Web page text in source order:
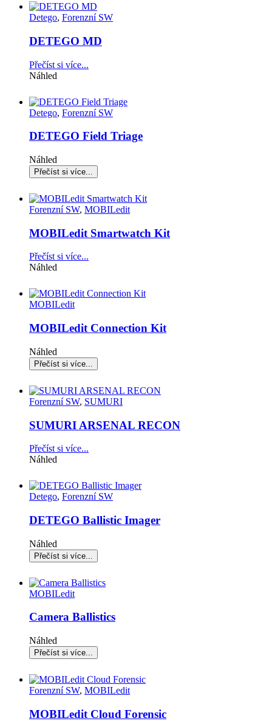
Detego, Forenzní SW
DETEGO MD
Přečíst si více...
Náhled
Detego, Forenzní SW
DETEGO Field Triage
Náhled
Forenzní SW, MOBILedit
MOBILedit Smartwatch Kit
Přečíst si více...
Náhled
MOBILedit
MOBILedit Connection Kit
Náhled
Forenzní SW, SUMURI
SUMURI ARSENAL RECON
Přečíst si více...
Náhled
Detego, Forenzní SW
DETEGO Ballistic Imager
Náhled
MOBILedit
Camera Ballistics
Náhled
Forenzní SW, MOBILedit
MOBILedit Cloud Forensic